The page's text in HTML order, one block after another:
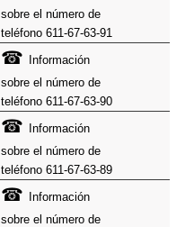
sobre el número de
teléfono 611-67-63-91
☎ Información
sobre el número de
teléfono 611-67-63-90
☎ Información
sobre el número de
teléfono 611-67-63-89
☎ Información
sobre el número de